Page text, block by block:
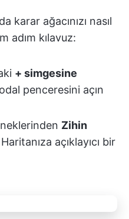
karar ağacınızı nasıl
adım kılavuz:
+ simgesine
penceresini açın
Zihin
açıklayıcı bir